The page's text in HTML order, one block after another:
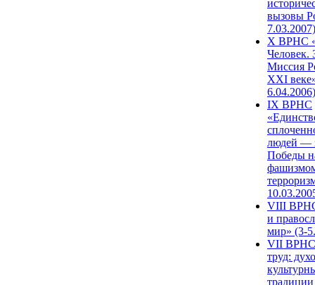
вызовы
7.03.2007)
X ВРНС
Человек.
Миссия
XXI
6.04.2006)
IX ВРНС
людей —
Победы
VIII
и
мир» (3-
VII ВРНС
труд: